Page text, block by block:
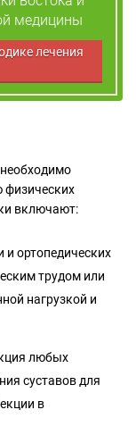
медицины
лечения
физических
включают:
ортопедических
трудом или
нагрузкой и
любых
суставов для
в